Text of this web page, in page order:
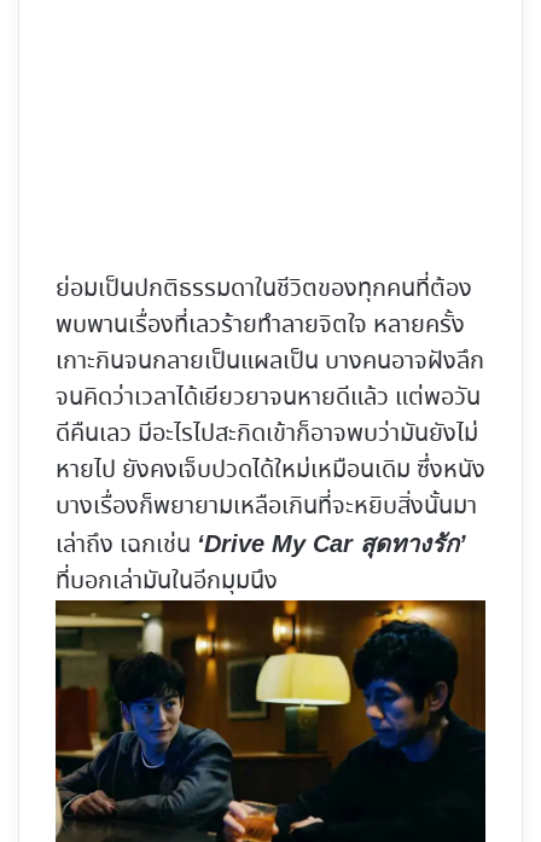
ย่อมเป็นปกติธรรมดาในชีวิตของทุกคนที่ต้อง
พบพานเรื่องที่เลวร้ายทำลายจิตใจ หลายครั้ง
เกาะกินจนกลายเป็นแผลเป็น บางคนอาจฝังลึก
จนคิดว่าเวลาได้เยียวยาจนหายดีแล้ว แต่พอวัน
ดีคืนเลว มีอะไรไปสะกิดเข้าก็อาจพบว่ามันยังไม่
หายไป ยังคงเจ็บปวดได้ใหม่เหมือนเดิม ซึ่งหนัง
บางเรื่องก็พยายามเหลือเกินที่จะหยิบสิ่งนั้นมา
เล่าถึง เฉกเช่น ‘Drive My Car สุดทางรัก’
ที่บอกเล่ามันในอีกมุมนึง